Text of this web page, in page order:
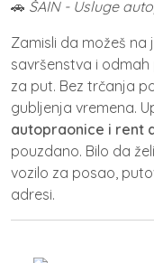
🚗 ŠAIN - Usluge
Zamisli da možeš
savršenstva i
za put. Bez trčanja
gubljenja vremena.
autopraonice i rent
pouzdano. Bilo da
vozilo za posao,
adresi.